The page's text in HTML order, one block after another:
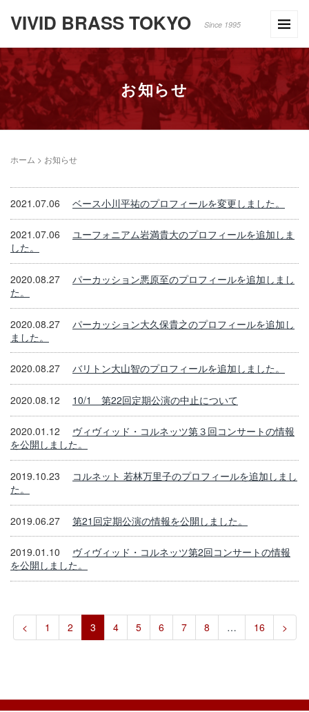
VIVID BRASS TOKYO Since 1995
お知らせ
ホーム > お知らせ
2021.07.06 ベース小川平祐のプロフィールを変更しました。
2021.07.06
ユーフォニアム岩満貴大のプロフィールを追加しま
した。
2020.08.27
パーカッション悪原至のプロフィールを追加しまし
た。
2020.08.27
パーカッション大久保貴之のプロフィールを追加し
ました。
2020.08.27 バリトン大山智のプロフィールを追加しました。
2020.08.12 10/1 第22回定期公演の中止について
2020.01.12
ヴィヴィッド・コルネッツ第３回コンサートの情報
を公開しました。
2019.10.23
コルネット 若林万里子のプロフィールを追加しまし
た。
2019.06.27 第21回定期公演の情報を公開しました。
2019.01.10
ヴィヴィッド・コルネッツ第2回コンサートの情報
を公開しました。
< 1 2 3 4 5 6 7 8 … 16 >